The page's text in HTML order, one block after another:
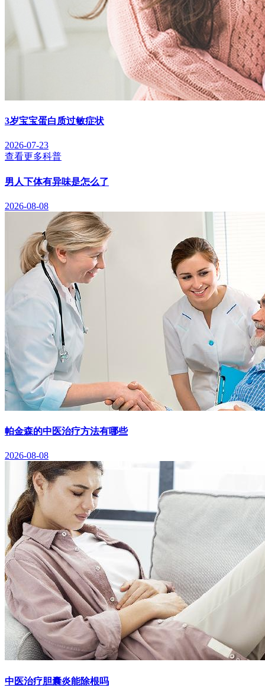
3岁宝宝蛋白质过敏症状
2026-07-23
查看更多科普
男人下体有异味是怎么了
2026-08-08
帕金森的中医治疗方法有哪些
2026-08-08
中医治疗胆囊炎能除根吗